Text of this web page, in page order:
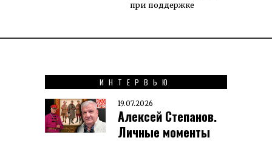
при под­держке
ИНТЕРВЬЮ
19.07.2026
Алексей Степанов.
Личные моменты